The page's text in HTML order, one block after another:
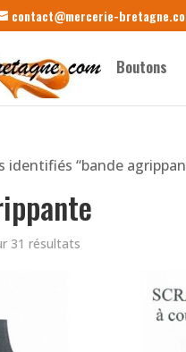
contact@mercerie-
Boutons
identifiés “bande
31 résultats